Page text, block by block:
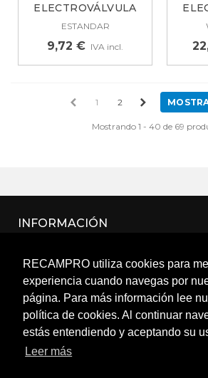
RECAMPRO utiliza cookies para
experiencia cuando navegas por
página. Para más información lee
política de cookies. Al continuar
estás entendiendo y aceptando su
Leer más
ELECTROVÁLVULA
UNIVERSAL...
ESTANDAR
9,72 € IVA incl.
1 2
Mostrando 1 - 40 de 69
: RECORDAMOS QUE MÓDULOS,
INFORMACIÓN
MI CUENTA
CONTÁCTANOS